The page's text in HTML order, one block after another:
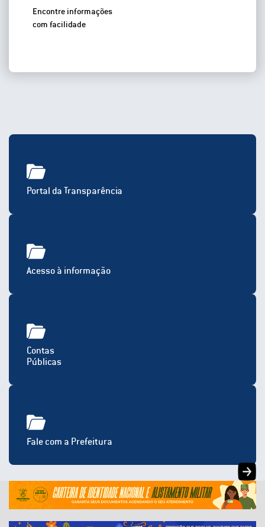
Encontre informações
com facilidade
Portal da Transparência
Acesso à informação
Contas
Públicas
Fale com a Prefeitura